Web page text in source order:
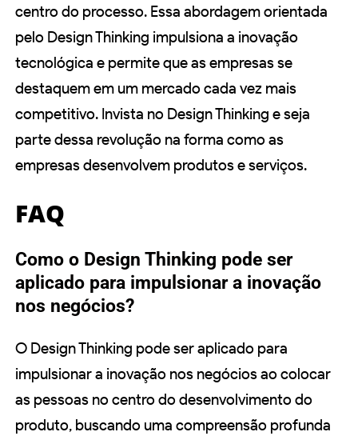
centro do processo. Essa abordagem orientada
pelo Design Thinking impulsiona a inovação
tecnológica e permite que as empresas se
destaquem em um mercado cada vez mais
competitivo. Invista no Design Thinking e seja
parte dessa revolução na forma como as
empresas desenvolvem produtos e serviços.
FAQ
Como o Design Thinking pode ser
aplicado para impulsionar a inovação
nos negócios?
O Design Thinking pode ser aplicado para
impulsionar a inovação nos negócios ao colocar
as pessoas no centro do desenvolvimento do
produto, buscando uma compreensão profunda